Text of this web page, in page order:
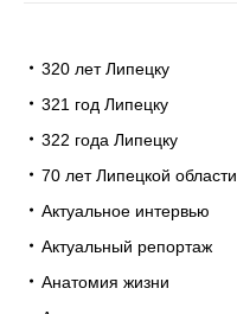
320 лет Липецку
321 год Липецку
322 года Липецку
70 лет Липецкой области
Актуальное интервью
Актуальный репортаж
Анатомия жизни